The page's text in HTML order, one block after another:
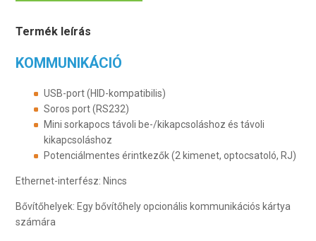
Termék leírás
KOMMUNIKÁCIÓ
USB-port (HID-kompatibilis)
Soros port (RS232)
Mini sorkapocs távoli be-/kikapcsoláshoz és távoli
kikapcsoláshoz
Potenciálmentes érintkezők (2 kimenet, optocsatoló, RJ)
Ethernet-interfész: Nincs
Bővítőhelyek: Egy bővítőhely opcionális kommunikációs kártya
számára